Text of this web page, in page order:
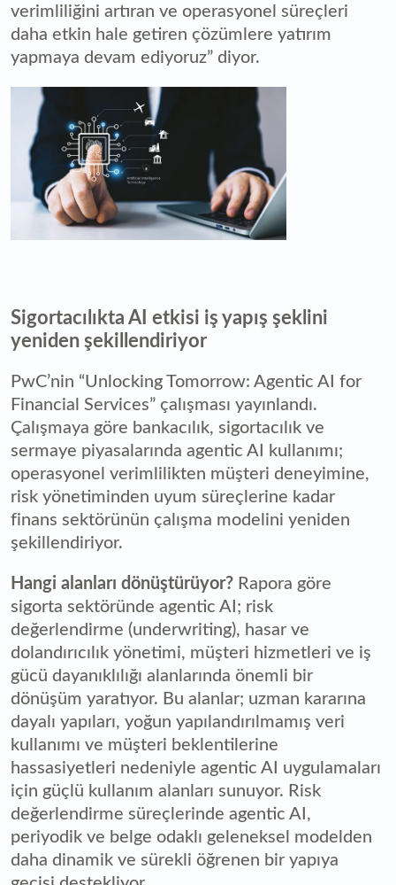
verimliliğini artıran ve operasyonel süreçleri
daha etkin hale getiren çözümlere yatırım
yapmaya devam ediyoruz” diyor.
Sigortacılıkta AI etkisi iş yapış şeklini
yeniden şekillendiriyor
PwC’nin “Unlocking Tomorrow: Agentic AI for
Financial Services” çalışması yayınlandı.
Çalışmaya göre bankacılık, sigortacılık ve
sermaye piyasalarında agentic AI kullanımı;
operasyonel verimlilikten müşteri deneyimine,
risk yönetiminden uyum süreçlerine kadar
finans sektörünün çalışma modelini yeniden
şekillendiriyor.
Hangi alanları dönüştürüyor? Rapora göre
sigorta sektöründe agentic AI; risk
değerlendirme (underwriting), hasar ve
dolandırıcılık yönetimi, müşteri hizmetleri ve iş
gücü dayanıklılığı alanlarında önemli bir
dönüşüm yaratıyor. Bu alanlar; uzman kararına
dayalı yapıları, yoğun yapılandırılmamış veri
kullanımı ve müşteri beklentilerine
hassasiyetleri nedeniyle agentic AI uygulamaları
için güçlü kullanım alanları sunuyor. Risk
değerlendirme süreçlerinde agentic AI,
periyodik ve belge odaklı geleneksel modelden
daha dinamik ve sürekli öğrenen bir yapıya